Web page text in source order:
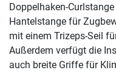
Doppelhaken-
Hantelstange für
mit einem Trizeps-Seil
Außerdem verfügt die
auch breite Griffe für